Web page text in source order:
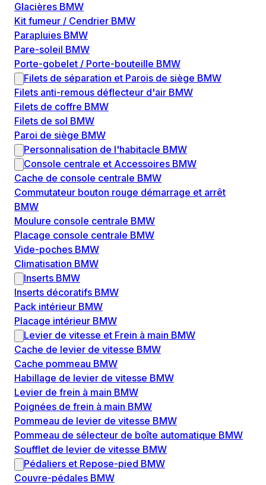
Glacières BMW
Kit fumeur / Cendrier BMW
Parapluies BMW
Pare-soleil BMW
Porte-gobelet / Porte-bouteille BMW
Filets de séparation et Parois de siège BMW
Filets anti-remous déflecteur d'air BMW
Filets de coffre BMW
Filets de sol BMW
Paroi de siège BMW
Personnalisation de l'habitacle BMW
Console centrale et Accessoires BMW
Cache de console centrale BMW
Commutateur bouton rouge démarrage et arrêt
BMW
Moulure console centrale BMW
Placage console centrale BMW
Vide-poches BMW
Climatisation BMW
Inserts BMW
Inserts décoratifs BMW
Pack intérieur BMW
Placage intérieur BMW
Levier de vitesse et Frein à main BMW
Cache de levier de vitesse BMW
Cache pommeau BMW
Habillage de levier de vitesse BMW
Levier de frein à main BMW
Poignées de frein à main BMW
Pommeau de levier de vitesse BMW
Pommeau de sélecteur de boîte automatique BMW
Soufflet de levier de vitesse BMW
Pédaliers et Repose-pied BMW
Couvre-pédales BMW